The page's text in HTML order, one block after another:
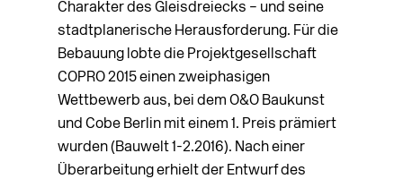
Charakter des Gleisdreiecks – und seine
stadtplanerische Herausforderung. Für die
Bebauung lobte die Projektgesellschaft
COPRO 2015 einen zweiphasigen
Wettbewerb aus, bei dem O&O Baukunst
und Cobe Berlin mit einem 1. Preis prämiert
wurden (Bauwelt 1-2.2016). Nach einer
Überarbeitung erhielt der Entwurf des